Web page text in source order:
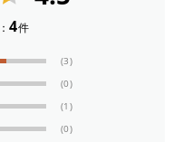
る場合は使用をお控え
すぎにはご注意くださ
常が現れたときは使用
さい。
4件
(3)
(0)
(1)
(0)